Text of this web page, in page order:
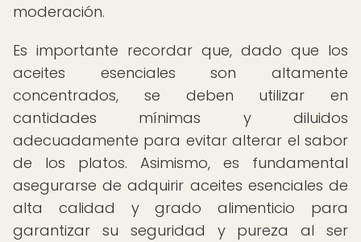
moderación.
Es importante recordar que, dado que los
aceites esenciales son altamente
concentrados, se deben utilizar en
cantidades mínimas y diluidos
adecuadamente para evitar alterar el sabor
de los platos. Asimismo, es fundamental
asegurarse de adquirir aceites esenciales de
alta calidad y grado alimenticio para
garantizar su seguridad y pureza al ser